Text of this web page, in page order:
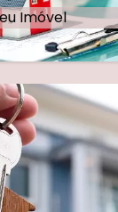
Imóvel